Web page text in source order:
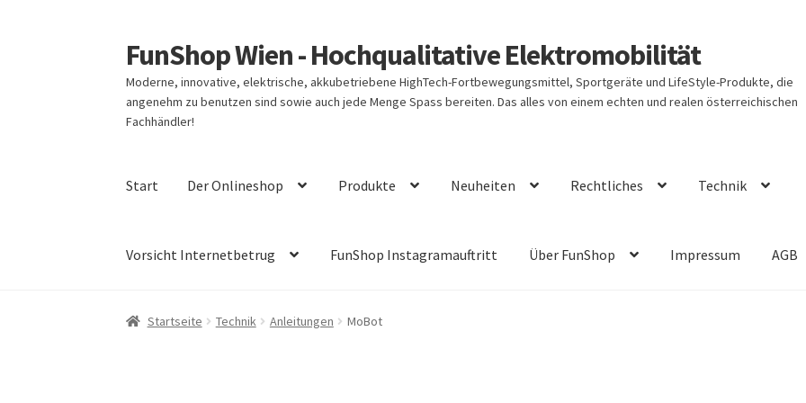
Zur
Navigation
springen
Zum
Inhalt
springen
FunShop Wien - Hochqualitative Elektromobilität
Moderne, innovative, elektrische, akkubetriebene HighTech-Fortbewegungsmittel, Sportgeräte und LifeStyle-Produkte, die
angenehm zu benutzen sind sowie auch jede Menge Spass bereiten. Das alles von einem echten und realen österreichischen
Fachhändler!
Start Der Onlineshop Produkte Neuheiten Rechtliches Technik
Vorsicht Internetbetrug FunShop Instagramauftritt Über FunShop Impressum AGB
Startseite Technik Anleitungen MoBot